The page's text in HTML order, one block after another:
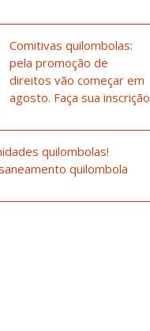
Comitivas quilombolas:
pela promoção de
direitos vão começar em
agosto. Faça sua inscrição
quilombolas!
quilombola